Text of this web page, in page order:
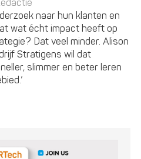
naar hun klanten en
wat écht impact heeft op
Dat veel minder. Alison
Stratigens wil dat
slimmer en beter leren